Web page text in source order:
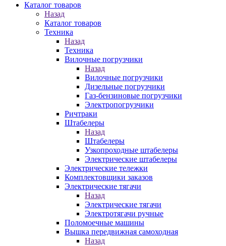
Каталог товаров
Назад
Каталог товаров
Техника
Назад
Техника
Вилочные погрузчики
Назад
Вилочные погрузчики
Дизельные погрузчики
Газ-бензиновые погрузчики
Электропогрузчики
Ричтраки
Штабелеры
Назад
Штабелеры
Узкопроходные штабелеры
Электрические штабелеры
Электрические тележки
Комплектовщики заказов
Электрические тягачи
Назад
Электрические тягачи
Электротягачи ручные
Поломоечные машины
Вышка передвижная самоходная
Назад